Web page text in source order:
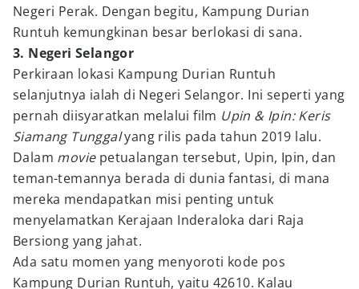
Negeri Perak. Dengan begitu, Kampung Durian
Runtuh kemungkinan besar berlokasi di sana.
3. Negeri Selangor
Perkiraan lokasi Kampung Durian Runtuh
selanjutnya ialah di Negeri Selangor. Ini seperti yang
pernah diisyaratkan melalui film Upin & Ipin: Keris
Siamang Tunggalyang rilis pada tahun 2019 lalu.
Dalam movie petualangan tersebut, Upin, Ipin, dan
teman-temannya berada di dunia fantasi, di mana
mereka mendapatkan misi penting untuk
menyelamatkan Kerajaan Inderaloka dari Raja
Bersiong yang jahat.
Ada satu momen yang menyoroti kode pos
Kampung Durian Runtuh, yaitu 42610. Kalau